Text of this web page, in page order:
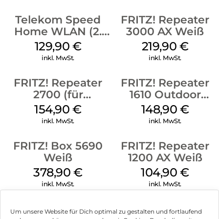
Um unsere Website für Dich optimal zu gestalten und fortlaufend
Mit Sicherheit FRITZ!Box:
Mit FRITZ!Box gehen Sie auf Nummer sicher! Das
umfassende Sicherheitskonzept schützt Sie bei Ihrer
so auf der sicheren Seite.
Ausgezeichnete Einfachheit:
Das von der Fachpresse ausgezeichnete und von Anwendern
klare Benutzeroberfläche und Assistenten, die Sie Schritt für
Schritt begleiten.
Telekom Speed
Home WLAN (2.
Gen) Schwarz
129,90 €
inkl. MwSt.
FRITZ! Repeater
3000 AX Weiß
219,90 €
inkl. MwSt.
FRITZ! Repeater
2700 (für
Tarifvermarktung)
Weiß
154,90€
inkl. MwSt.
FRITZ! Repeater
1610 Outdoor
Weiß
148,90 €
inkl. MwSt.
FRITZ! Box 5690
Weiß
378,90€
inkl. MwSt.
FRITZ! Repeater
1200 AX Weiß
104,90€
inkl. MwSt.